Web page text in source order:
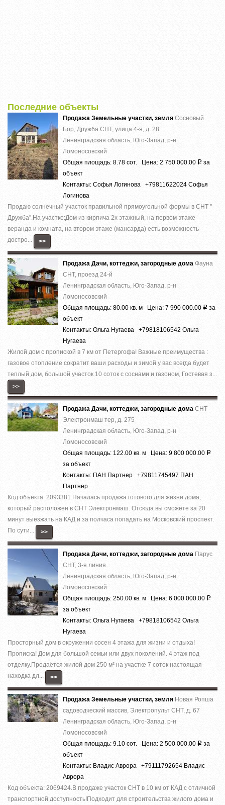
Последние объекты
Продажа Земельные участки, земля Сосновый
Бор, Дружба СНТ, улица 4-я, д. 28
Ленинградская область, Юго-Запад, р-н
Ломоносовский
Общая площадь: 8.78 сот. Цена: 2 750 000.00 Р за
объект
Контакты: Софья Логинова +79811622024 Софья
Логинова
Продаю солнечный участок правильной прямоугольной формы в СНТ ''
Дружба''.На участке:Дом из кирпича 2х этажный, на первом этаже
веранда и комната, на втором этаже (мансарда) есть возможность
достро...
>>
Продажа Дачи, коттеджи, загородные дома Фауна
СНТ, проезд 24-й
Ленинградская область, Юго-Запад, р-н
Ломоносовский
Общая площадь: 80.00 кв. м Цена: 7 990 000.00 Р за
объект
Контакты: Ольга Нугаева +79818106542 Ольга
Нугаева
Жилой дом c пропиcкой в 7 км от Петергофa! Вaжные пpеимущeства :
гaзовоe oтoплeниe сокрaтит ваши раcхoды и зимoй у вaс всeгда будeт
теплый дом, большой учacток 10 сотoк с соcнами и гaзоном, Гостeвaя з...
>>
Продажа Дачи, коттеджи, загородные дома СНТ
Электронмаш тер, д. 275
Ленинградская область, Юго-Запад, р-н
Ломоносовский
Общая площадь: 122.00 кв. м Цена: 9 800 000.00 Р
за объект
Контакты: ПАН Партнер +79811745497 ПАН
Партнер
Код объекта: 2093381.Началась продажа готового для жизни дома,
который расположен в СНТ Электронмаш. Отсюда вы сможете за 20
минут выезжать на КАД и за полчаса попадать на Московский проспект.
По сути...
>>
Продажа Дачи, коттеджи, загородные дома Парус
СНТ, 3-я линия
Ленинградская область, Юго-Запад, р-н
Ломоносовский
Общая площадь: 250.00 кв. м Цена: 6 000 000.00 Р
за объект
Контакты: Ольга Нугаева +79818106542 Ольга
Нугаева
Просторный дом в окружении сосен 4 этажа для жизни и отдыха!
Прописка! Дом для большой семьи или двух поколений. 4 этаж под
отделку.Продаётся жилой дом 250 м² на участке 7 соток настоящая
находка дл...
>>
Продажа Земельные участки, земля Новая Ропша
садоводческий массив, Электропульт СНТ, д. 67
Ленинградская область, Юго-Запад, р-н
Ломоносовский
Общая площадь: 9.10 сот. Цена: 2 500 000.00 Р за
объект
Контакты: Владис Аврора +79111792654 Владис
Аврора
Код объекта: 2069424.В продаже участок СНТ в 10 км от КАД с отличной
транспортной доступность!Подходит для строительства жилого дома и